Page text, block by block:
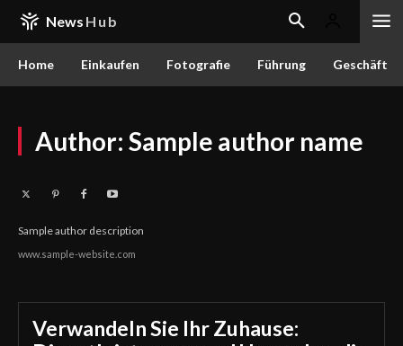
News Hub
Home Einkaufen Fotografie Führung Geschäft
Author: Sample author name
Sample author description
www.sample-website.com
Verwandeln Sie Ihr Zuhause: